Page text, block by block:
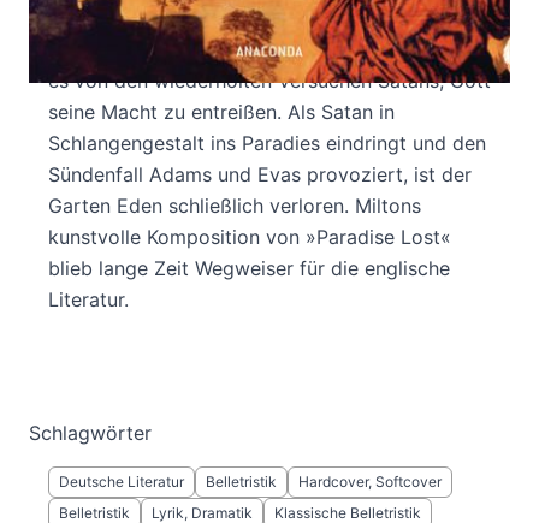
Werke der europäischen Literatur. In für die
damalige Zeit untypischen Blankversen erzählt
es von den wiederholten Versuchen Satans, Gott
seine Macht zu entreißen. Als Satan in
Schlangengestalt ins Paradies eindringt und den
Sündenfall Adams und Evas provoziert, ist der
Garten Eden schließlich verloren. Miltons
kunstvolle Komposition von »Paradise Lost«
blieb lange Zeit Wegweiser für die englische
Literatur.
Schlagwörter
Deutsche Literatur Belletristik
Hardcover, Softcover
Belletristik
Lyrik, Dramatik
Klassische Belletristik